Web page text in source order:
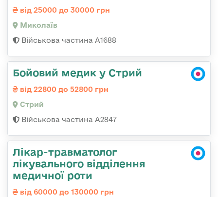
від 25000 до 30000 грн
Миколаїв
Військова частина А1688
Бойовий медик у Стрий
від 22800 до 52800 грн
Стрий
Військова частина А2847
Лікар-травматолог
лікувального відділення
медичної роти
від 60000 до 130000 грн